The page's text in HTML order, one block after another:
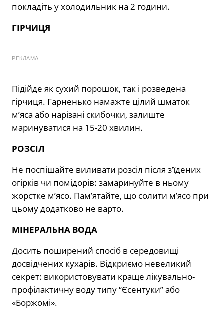
покладіть у холодильник на 2 години.
ГІРЧИЦЯ
РЕКЛАМА
Підійде як сухий порошок, так і розведена
гірчиця. Гарненько намажте цілий шматок
м’яса або нарізані скибочки, залиште
маринуватися на 15-20 хвилин.
РОЗСІЛ
Не поспішайте виливати розсіл після з’їдених
огірків чи помідорів: замаринуйте в ньому
жорстке м’ясо. Пам’ятайте, що солити м’ясо при
цьому додатково не варто.
МІНЕРАЛЬНА ВОДА
Досить поширений спосіб в середовищі
досвідчених кухарів. Відкриємо невеликий
секрет: використовувати краще лікувально-
профілактичну воду типу “Єсентуки” або
«Боржомі».